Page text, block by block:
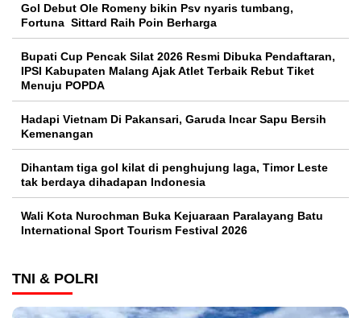
Gol Debut Ole Romeny bikin Psv nyaris tumbang,
Fortuna Sittard Raih Poin Berharga
Bupati Cup Pencak Silat 2026 Resmi Dibuka Pendaftaran,
IPSI Kabupaten Malang Ajak Atlet Terbaik Rebut Tiket
Menuju POPDA
Hadapi Vietnam Di Pakansari, Garuda Incar Sapu Bersih
Kemenangan
Dihantam tiga gol kilat di penghujung laga, Timor Leste
tak berdaya dihadapan Indonesia
Wali Kota Nurochman Buka Kejuaraan Paralayang Batu
International Sport Tourism Festival 2026
TNI & POLRI